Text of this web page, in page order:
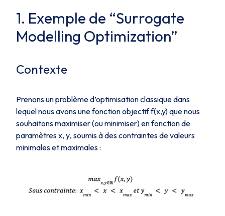
1. Exemple de “Surrogate
Modelling Optimization”
Contexte
Prenons un problème d’optimisation classique dans
lequel nous avons une fonction objectiff(x,y)que nous
souhaitons maximiser (ou minimiser) en fonction de
paramètresx, y, soumis à des contraintes de valeurs
minimales et maximales :